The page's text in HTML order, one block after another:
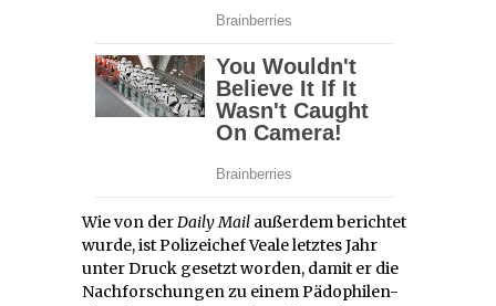
Wie von derDaily Mail außerdem berichtet
wurde, ist Polizeichef Veale letztes Jahr
unter Druck gesetzt worden, damit er die
Nachforschungen zu einem Pädophilen-